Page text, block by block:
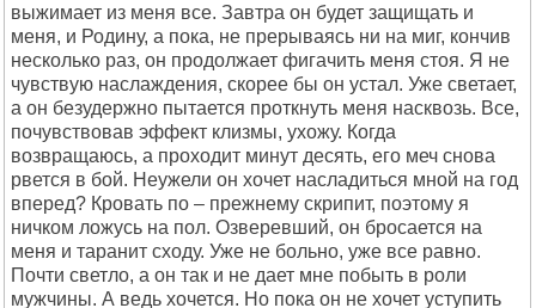
выжимает из меня все. Завтра он будет защищать и
меня, и Родину, а пока, не прерываясь ни на миг, кончив
несколько раз, он продолжает фигачить меня стоя. Я не
чувствую наслаждения, скорее бы он устал. Уже светает,
а он безудержно пытается проткнуть меня насквозь. Все,
почувствовав эффект клизмы, ухожу. Когда
возвращаюсь, а проходит минут десять, его меч снова
рвется в бой. Неужели он хочет насладиться мной на год
вперед? Кровать по – прежнему скрипит, поэтому я
ничком ложусь на пол. Озверевший, он бросается на
меня и таранит сходу. Уже не больно, уже все равно.
Почти светло, а он так и не дает мне побыть в роли
мужчины. А ведь хочется. Но пока он не хочет уступить